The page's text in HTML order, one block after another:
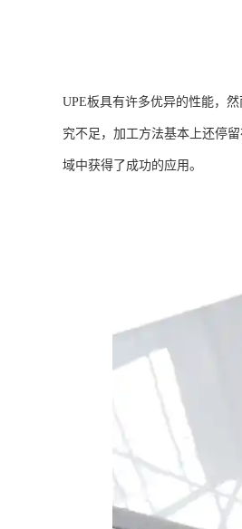
UPE板具有许多优异的性能，
究不足，加工方法基本上还停
域中获得了成功的应用。